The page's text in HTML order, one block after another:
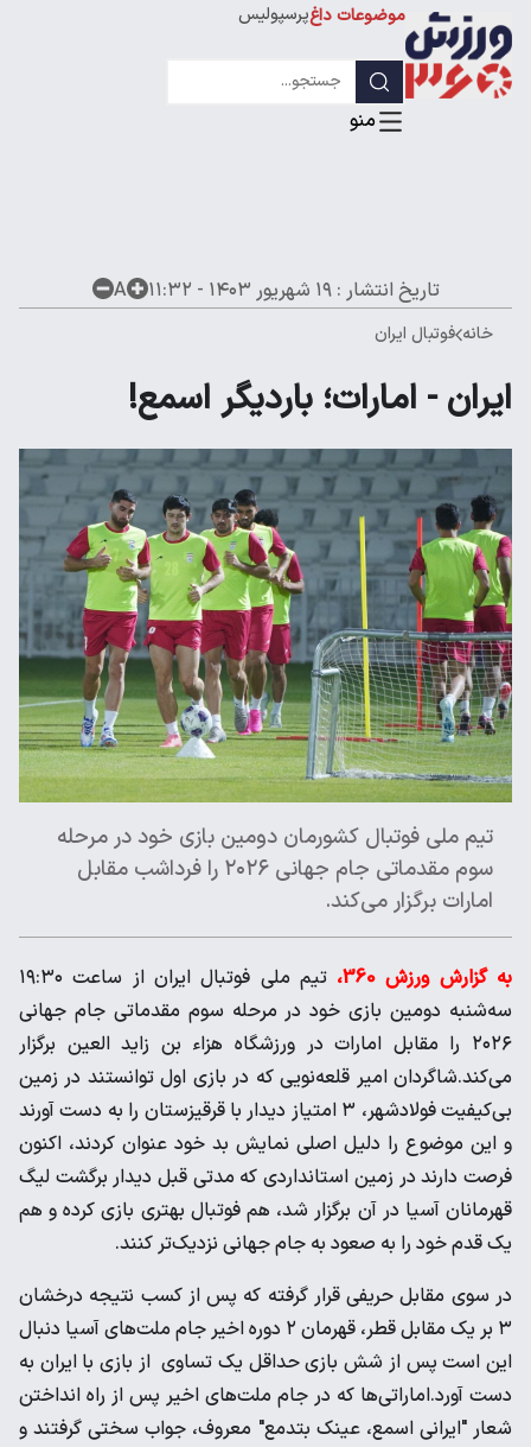
موضوعات داغپرسپولیس
لیگ قهرمانان
تاریخ انتشار :۱۹ شهریور ۱۴۰۳ - ۱۱:۳۲ A
خانه فوتبال ایران
ایران - امارات؛ باردیگر اسمع!
تیم ملی فوتبال کشورمان دومین بازی خود در مرحله
سوم مقدماتی جام جهانی ۲۰۲۶ را فرداشب مقابل
امارات برگزار می‌کند.
به گزارش ورزش 360،
تیم ملی فوتبال ایران از ساعت ۱۹:۳۰
سه‌شنبه دومین بازی خود در مرحله سوم مقدماتی جام جهانی
۲۰۲۶ را مقابل امارات در ورزشگاه هزاء بن زاید العین برگزار
می‌کند.شاگردان امیر قلعه‌نویی که در بازی اول توانستند در زمین
بی‌کیفیت فولادشهر، ۳ امتیاز دیدار با قرقیزستان را به دست آورند
و این موضوع را دلیل اصلی نمایش بد خود عنوان کردند، اکنون
فرصت دارند در زمین استانداردی که مدتی قبل دیدار برگشت لیگ
قهرمانان آسیا در آن برگزار شد، هم فوتبال بهتری بازی کرده و هم
یک قدم خود را به صعود به جام جهانی‌ نزدیک‌تر کنند.
در سوی مقابل حریفی قرار گرفته که پس از کسب نتیجه درخشان
۳ بر یک مقابل قطر، قهرمان ۲ دوره اخیر جام ملت‌های آسیا دنبال
این است پس از شش بازی حداقل یک تساوی از بازی با ایران به
دست آورد.اماراتی‌ها که در جام ملت‌های اخیر پس از راه انداختن
شعار "ایرانی اسمع، عینک بتدمع" معروف، جواب سختی گرفتند و